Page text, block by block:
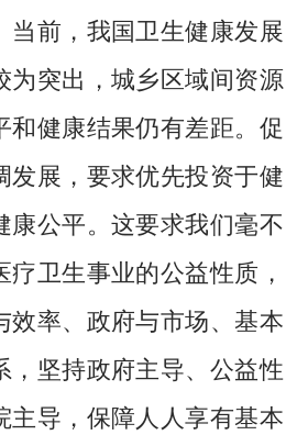
当前，我国卫生健康发展
为突出，城乡区域间资源
和健康结果仍有差距。促
发展，要求优先投资于健
康公平。这要求我们毫不
卫生事业的公益性质，
效率、政府与市场、基本
，坚持政府主导、公益性
主导，保障人人享有基本